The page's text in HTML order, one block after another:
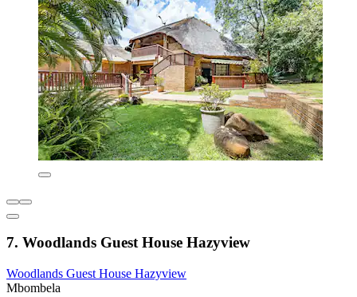
7. Woodlands Guest House Hazyview
Woodlands Guest House Hazyview
Mbombela